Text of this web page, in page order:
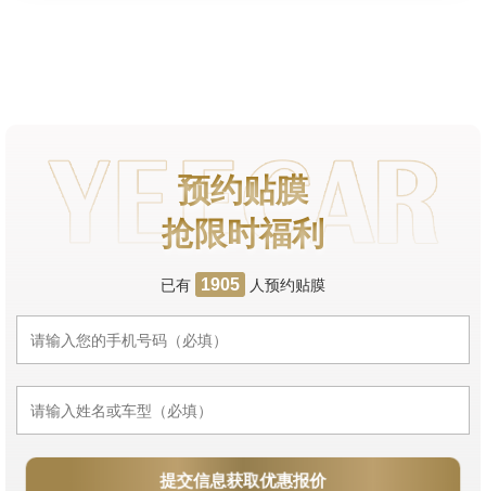
预约贴膜
抢限时福利
已有 1905 人预约贴膜
提交信息获取优惠报价